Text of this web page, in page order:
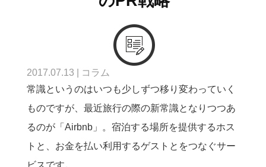
2017.07.13
コラム
常識というのはいつも少しずつ移り変わっていく
ものですが、最近旅行の際の新常識となりつつあ
るのが「Airbnb」。宿泊する場所を提供するホス
トと、お金を払い利用するゲストとをつなぐサー
ビスです。